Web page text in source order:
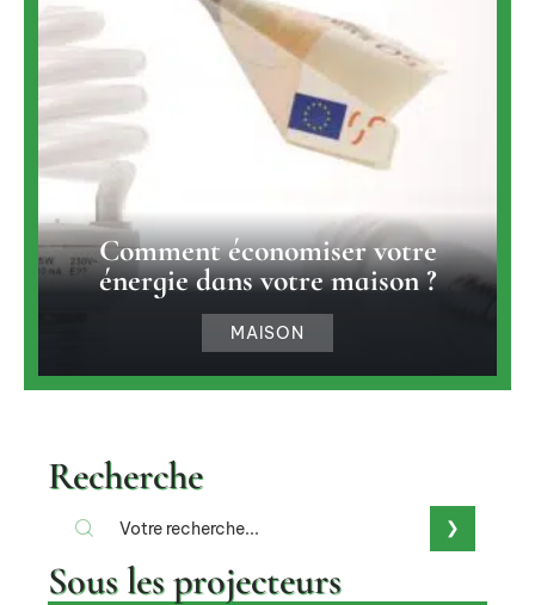
Comment économiser votre
énergie dans votre maison ?
MAISON
Recherche
Sous les projecteurs